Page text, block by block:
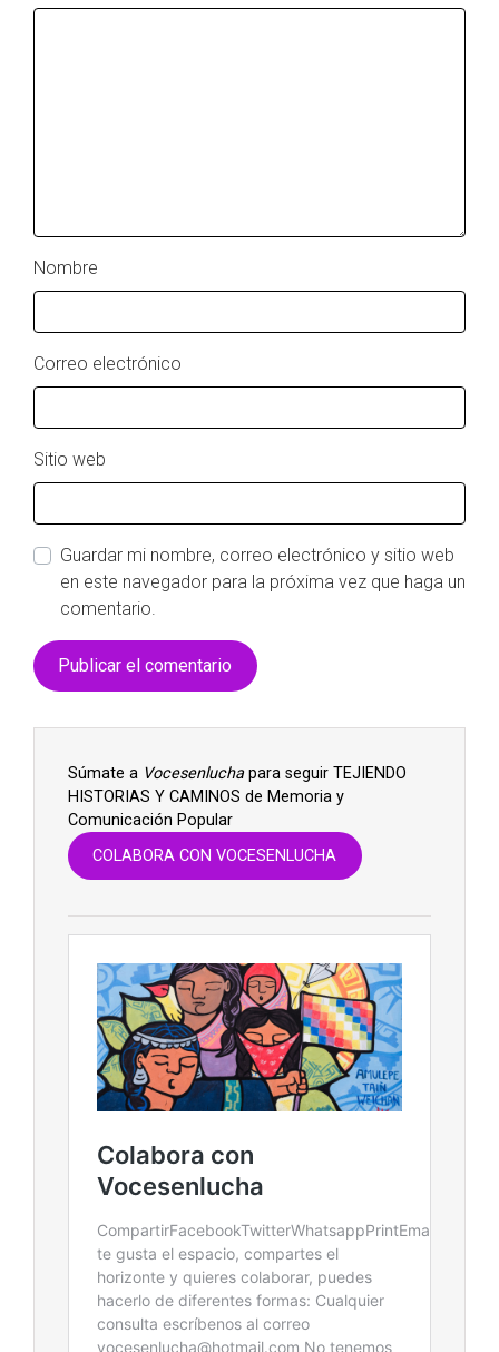
Nombre
Correo electrónico
Sitio web
Guardar mi nombre, correo electrónico y sitio web
en este navegador para la próxima vez que haga un
comentario.
Súmate a Vocesenluchapara seguir TEJIENDO
HISTORIAS Y CAMINOS de Memoria y
Comunicación Popular
COLABORA CON VOCESENLUCHA